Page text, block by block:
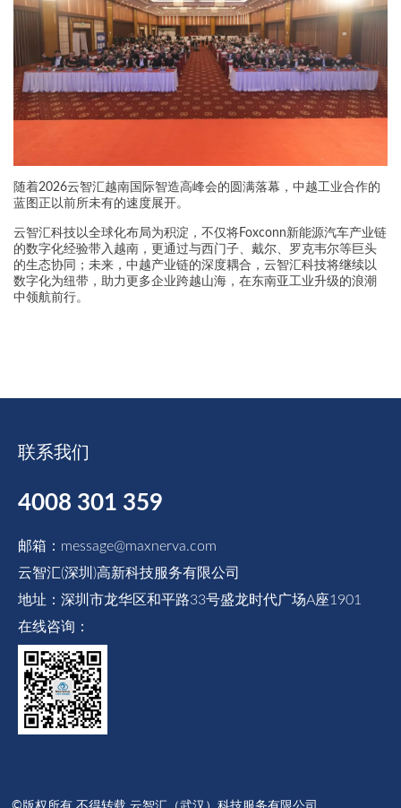
随着2026云智汇越南国际智造高峰会的圆满落幕，中越工业合作的
蓝图正以前所未有的速度展开。
云智汇科技以全球化布局为积淀，不仅将Foxconn新能源汽车产业链
的数字化经验带入越南，更通过与西门子、戴尔、罗克韦尔等巨头
的生态协同；未来，中越产业链的深度耦合，云智汇科技将继续以
数字化为纽带，助力更多企业跨越山海，在东南亚工业升级的浪潮
中领航前行。
联系我们
4008 301 359
邮箱：message@maxnerva.com
云智汇(深圳)高新科技服务有限公司
地址：深圳市龙华区和平路33号盛龙时代广场A座1901
在线咨询：